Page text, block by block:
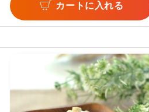
カートに入れる